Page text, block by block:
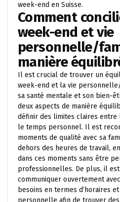
week-end en Suisse.
Comment
week-end et vie
personnelle/
manière
Il est crucial de trouver un
week-end et la vie
sa santé mentale et son bien-
deux aspects de manière
définir des limites claires
le temps personnel. Il est
moments de qualité avec sa
dehors des heures de travail,
dans ces moments sans être
professionnelles. De plus, il
communiquer ouvertement
besoins en termes d’horaires
personnelle afin de trouver